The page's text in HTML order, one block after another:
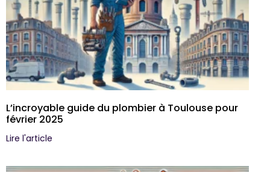
L’incroyable guide du plombier à Toulouse pour
février 2025
Lire l'article